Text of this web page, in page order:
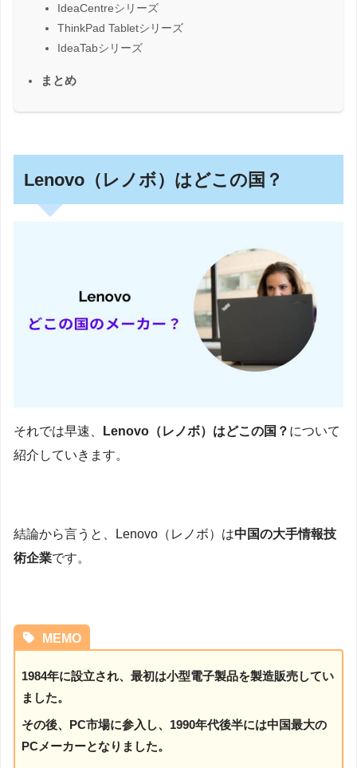
IdeaCentreシリーズ
ThinkPad Tabletシリーズ
IdeaTabシリーズ
まとめ
Lenovo（レノボ）はどこの国？
それでは早速、 Lenovo（レノボ）はどこの国？ について
紹介していきます。
結論から言うと、Lenovo（レノボ）は中国の大手情報技
術企業です。
MEMO
1984年に設立され、最初は小型電子製品を製造販売してい
ました。
その後、PC市場に参入し、1990年代後半には中国最大の
PCメーカーとなりました。